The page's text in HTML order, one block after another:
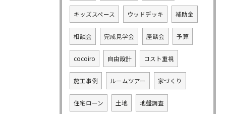
キッズスペース ウッドデッキ 補助金
相談会 完成見学会 座談会 予算
cocoiro 自由設計 コスト重視
施工事例 ルームツアー 家づくり
住宅ローン 土地 地盤調査